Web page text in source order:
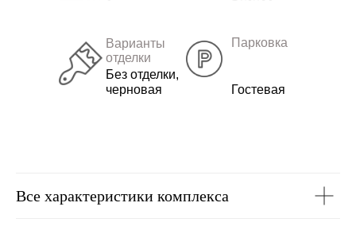
Варианты
отделки
Без отделки,
черновая
Парковка
Гостевая
Все характеристики комплекса